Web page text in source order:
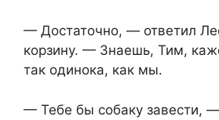
— Достаточно, — ответил
корзину. — Знаешь, Тим,
так одинока, как мы.
— Тебе бы собаку завести, —